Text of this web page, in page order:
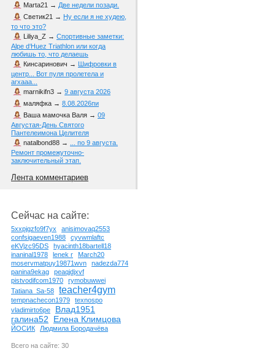
Marta21 → Две недели позади.
Светик21 → Ну если я не худею,
то что это?
Liliya_Z → Спортивные заметки:
Alpe d‘Huez Triathlon или когда
любишь то, что делаешь
Кинсаринович → Шифровки в
центр... Вот пуля пролетела и
агхааа...
marnikifn3 → 9 августа 2026
маляфка → 8.08.2026пи
Ваша мамочка Валя → 09
Августая-День Святого
Пантелеимона Целителя
natalbond88 → ... по 9 августа.
Ремонт промежуточно-
заключительный этап.
Лента комментариев
Сейчас на сайте:
5xxpjgzfo9f7yx
anisimovaq2553
confsigaeven1988
cyvwmlaftc
eKVjzc95DS
hyacinth18bartell18
inaninal1978
lenek r
March20
moservmatpuy19871wvn
nadezda774
panina9ekag
peaqjdjxvf
pistvodifcom1970
rymobuwwei
Tatiana_Sa-58
teacher4gym
tempnachecon1979
texnospo
vladimirto6pe
Влад1951
галина52
Елена Климцова
ЙОСИК Людмила Бородачёва
Всего на сайте: 30